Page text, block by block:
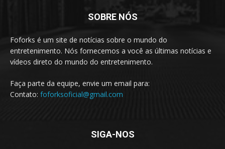
SOBRE NÓS
Foforks é um site de notícias sobre o mundo do
entretenimento. Nós fornecemos a você as últimas notícias e
vídeos direto do mundo do entretenimento.
Faça parte da equipe, envie um email para:
Contato: foforksoficial@gmail.com
SIGA-NOS